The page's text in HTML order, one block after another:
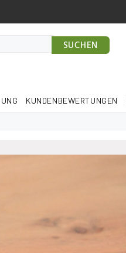
SUCHEN
KUNDENBEWERTUNGEN